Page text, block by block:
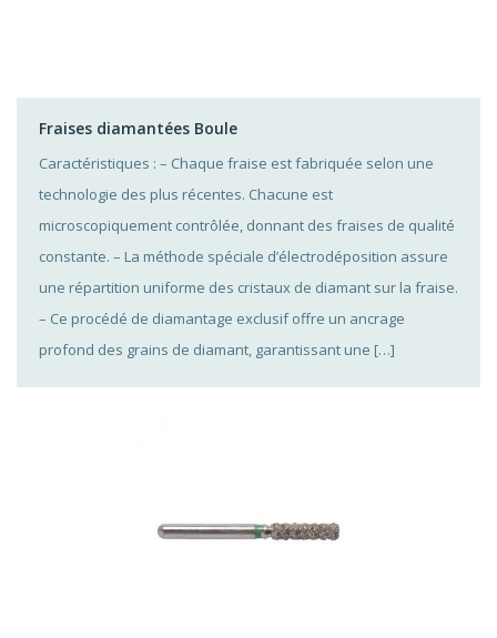
Fraises diamantées Boule
Caractéristiques : – Chaque fraise est fabriquée selon une
technologie des plus récentes. Chacune est
microscopiquement contrôlée, donnant des fraises de qualité
constante. – La méthode spéciale d’électrodéposition assure
une répartition uniforme des cristaux de diamant sur la fraise.
– Ce procédé de diamantage exclusif offre un ancrage
profond des grains de diamant, garantissant une […]